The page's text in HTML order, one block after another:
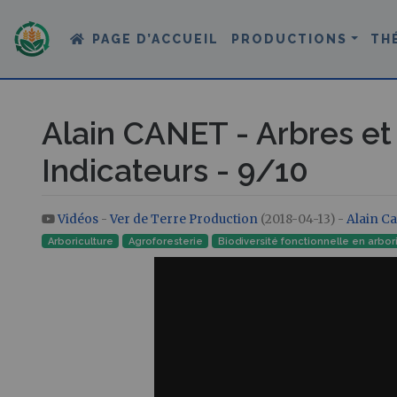
PAGE D’ACCUEIL PRODUCTIONS
Alain CANET - Arbres
Indicateurs - 9/10
Aller à :navigation,rechercher
Vidéos - Ver de Terre Production (2018-04-13) - Alain
Arboriculture Agroforesterie Biodiversité fonctionnelle en